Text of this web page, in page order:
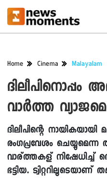
Home Cinema Malayalam
ദിലീപിനൊപ്പം
വാര്‍ത്ത
ദിലീപിന്റെ നായികയായി
രംഗപ്രവേശം
വാര്ത്തകള് നിഷേധിച്ച്
ഭട്ടിയ. ട്വിറ്ററിലൂടെയാണ്